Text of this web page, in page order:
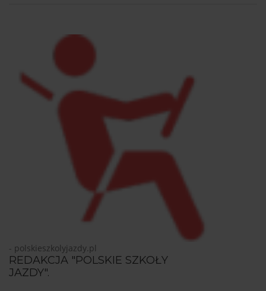
REDAKCJA "POLSKIE SZKOŁY
JAZDY".
- polskieszkolyjazdy.pl